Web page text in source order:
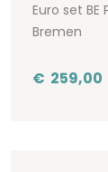
Euro set
Bremen
€ 259,00